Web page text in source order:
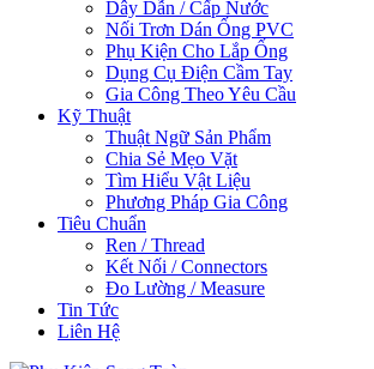
Dây Dẫn / Cấp Nước
Nối Trơn Dán Ống PVC
Phụ Kiện Cho Lắp Ống
Dụng Cụ Điện Cầm Tay
Gia Công Theo Yêu Cầu
Kỹ Thuật
Thuật Ngữ Sản Phẩm
Chia Sẻ Mẹo Vặt
Tìm Hiểu Vật Liệu
Phương Pháp Gia Công
Tiêu Chuẩn
Ren / Thread
Kết Nối / Connectors
Đo Lường / Measure
Tin Tức
Liên Hệ